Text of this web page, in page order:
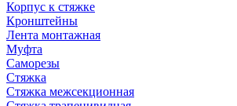
Корпус к стяжке
Кронштейны
Лента монтажная
Муфта
Саморезы
Стяжка
Стяжка межсекционная